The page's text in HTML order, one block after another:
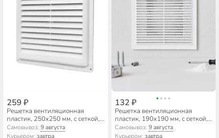
259 ₽
Решетка вентиляционная
пластик, 250х250 мм, с сеткой,
Event, Э2525Н
Самовывоз:9 августа
Курьером:завтра
132 ₽
Решетка вентиляционная
пластик, 190х190 мм, с сеткой,
Viento, 1919В
Самовывоз: 9 августа
Курьером: завтра